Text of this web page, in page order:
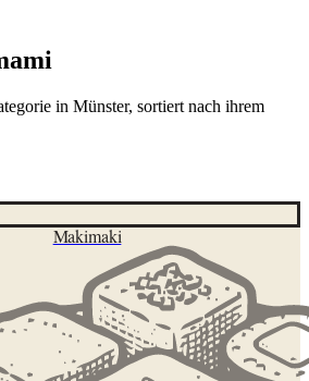
in Münster, sortiert nach ihrem
Makimaki